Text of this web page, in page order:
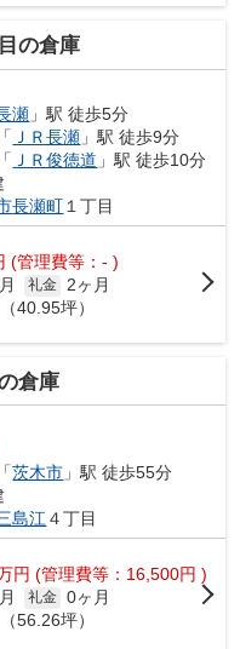
の倉庫
瀬 」駅 徒歩5分
「 ＪＲ長瀬 」駅 徒歩9分
「 ＪＲ俊徳道 」駅 徒歩10分
長瀬町 １丁目
(管理費等：- )
礼金
2ヶ月
40.95坪）
倉庫
「茨木市 」駅 徒歩55分
島江 ４丁目
円 (管理費等：16,500円 )
礼金 0ヶ月
56.26坪）